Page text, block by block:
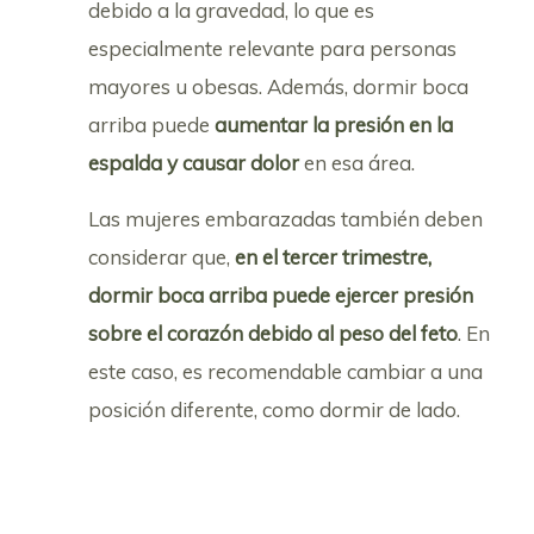
debido a la gravedad, lo que es
especialmente relevante para personas
mayores u obesas. Además, dormir boca
arriba puede aumentar la presión en la
espalda y causar doloren esa área.
Las mujeres embarazadas también deben
considerar que, en el tercer trimestre,
dormir boca arriba puede ejercer presión
sobre el corazón debido al peso del feto. En
este caso, es recomendable cambiar a una
posición diferente, como dormir de lado.